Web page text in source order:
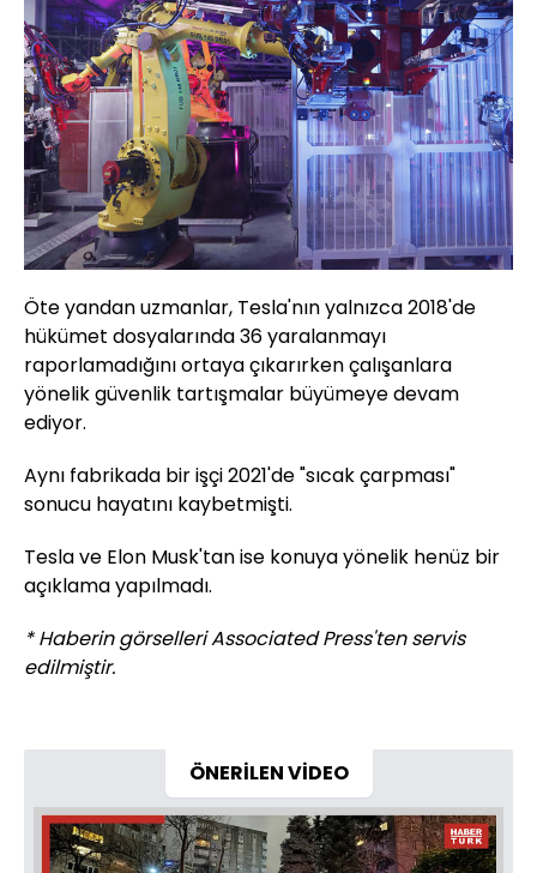
Öte yandan uzmanlar, Tesla'nın yalnızca 2018'de
hükümet dosyalarında 36 yaralanmayı
raporlamadığını ortaya çıkarırken çalışanlara
yönelik güvenlik tartışmalar büyümeye devam
ediyor.
Aynı fabrikada bir işçi 2021'de "sıcak çarpması"
sonucu hayatını kaybetmişti.
Tesla ve Elon Musk'tan ise konuya yönelik henüz bir
açıklama yapılmadı.
* Haberin görselleri Associated Press'ten servis
edilmiştir.
ÖNERİLEN VİDEO